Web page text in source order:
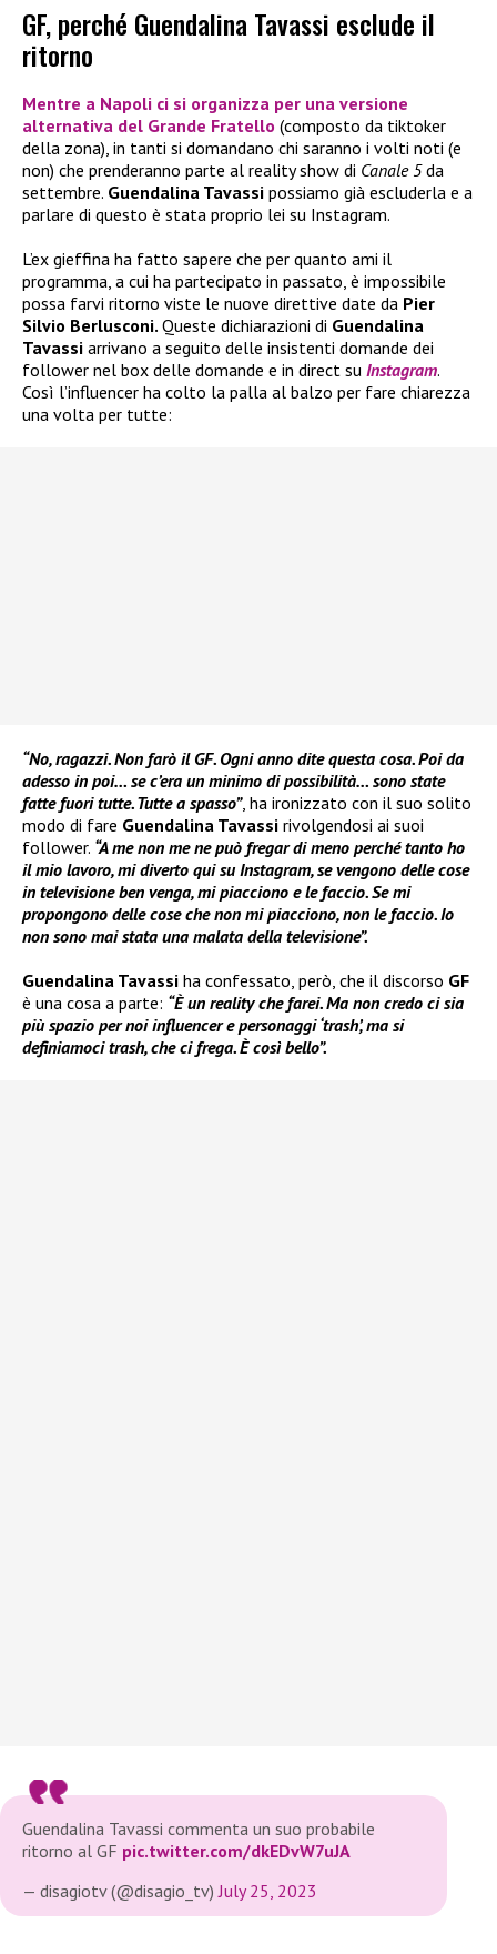
GF, perché Guendalina Tavassi esclude il
ritorno
Mentre a Napoli ci si organizza per una versione
alternativa del Grande Fratello (composto da tiktoker
della zona), in tanti si domandano chi saranno i volti noti (e
non) che prenderanno parte al reality show di Canale 5da
settembre. Guendalina Tavassi possiamo già escluderla e a
parlare di questo è stata proprio lei su Instagram.
L’ex gieffina ha fatto sapere che per quanto ami il
programma, a cui ha partecipato in passato, è impossibile
possa farvi ritorno viste le nuove direttive date da Pier
Silvio Berlusconi. Queste dichiarazioni di Guendalina
Tavassi arrivano a seguito delle insistenti domande dei
follower nel box delle domande e in direct su Instagram.
Così l’influencer ha colto la palla al balzo per fare chiarezza
una volta per tutte:
“No, ragazzi. Non farò il GF. Ogni anno dite questa cosa. Poi da
adesso in poi… se c’era un minimo di possibilità… sono state
fatte fuori tutte. Tutte a spasso”, ha ironizzato con il suo solito
modo di fare Guendalina Tavassi rivolgendosi ai suoi
follower. “A me non me ne può fregar di meno perché tanto ho
il mio lavoro, mi diverto qui su Instagram, se vengono delle cose
in televisione ben venga, mi piacciono e le faccio. Se mi
propongono delle cose che non mi piacciono, non le faccio. Io
non sono mai stata una malata della televisione”.
Guendalina Tavassi ha confessato, però, che il discorso GF
è una cosa a parte: “È un reality che farei. Ma non credo ci sia
più spazio per noi influencer e personaggi ‘trash’, ma si
definiamoci trash, che ci frega. È così bello”.
Guendalina Tavassi commenta un suo probabile
ritorno al GF pic.twitter.com/dkEDvW7uJA
— disagiotv (@disagio_tv) July 25, 2023